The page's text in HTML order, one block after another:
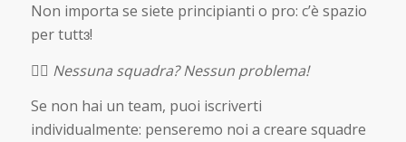
Non importa se siete principianti o pro: c’è spazio
per tuttɜ!
👯‍♀️ Nessuna squadra? Nessun problema!
Se non hai un team, puoi iscriverti
individualmente: penseremo noi a creare squadre